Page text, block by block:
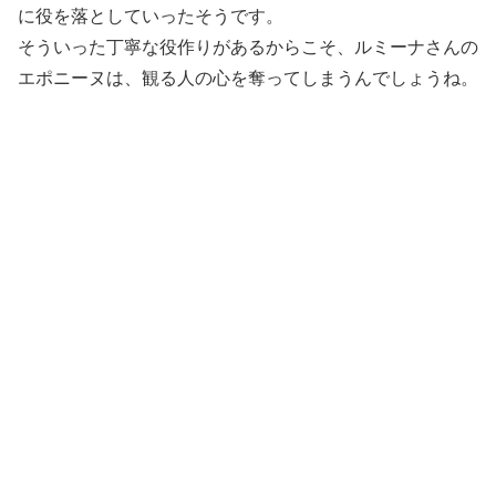
に役を落としていったそうです。
そういった丁寧な役作りがあるからこそ、ルミーナさんの
エポニーヌは、観る人の心を奪ってしまうんでしょうね。